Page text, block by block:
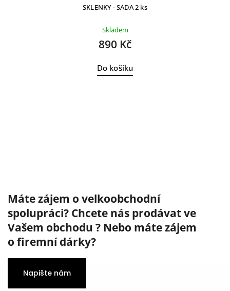
SKLENKY - SADA 2 ks
Skladem
890 Kč
Do košíku
Máte zájem o velkoobchodní
spolupráci? Chcete nás prodávat ve
Vašem obchodu ? Nebo máte zájem
o firemní dárky?
Napište nám